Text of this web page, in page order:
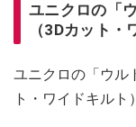
ユニクロの「
（3Dカット
ユニクロの「ウル
ト・ワイドキルト